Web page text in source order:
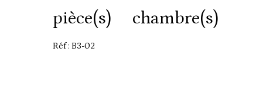
pièce(s) chambre(s)
Réf : B3-02